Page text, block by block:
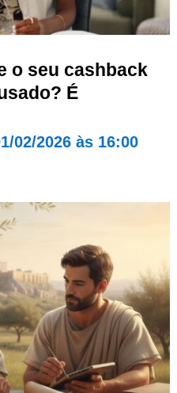
o seu cashback
É
02/2026 às 16:00